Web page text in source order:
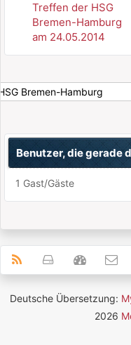
Treffen der HSG
Bremen-Hamburg
am 24.05.2014
Benutzer, die gerade
1 Gast/Gäste
Deutsche Übersetzung:
2026